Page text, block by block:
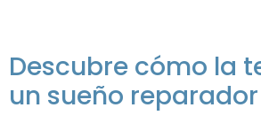
Descubre cómo la
un sueño reparador